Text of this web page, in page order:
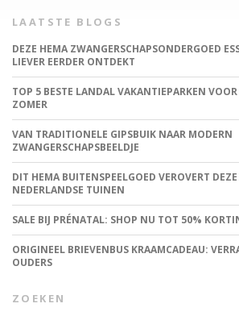
LAATSTE BLOGS
DEZE HEMA ZWANGERSCHAPSONDERGOED
LIEVER EERDER ONTDEKT
TOP 5 BESTE LANDAL VAKANTIEPARKEN
ZOMER
VAN TRADITIONELE GIPSBUIK NAAR MODERN
ZWANGERSCHAPSBEELDJE
DIT HEMA BUITENSPEELGOED VEROVERT
NEDERLANDSE TUINEN
SALE BIJ PRÉNATAL: SHOP NU TOT 50%
ORIGINEEL BRIEVENBUS KRAAMCADEAU:
OUDERS
ZOEKEN